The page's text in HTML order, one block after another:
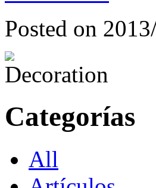
Posted on
Categorías
All